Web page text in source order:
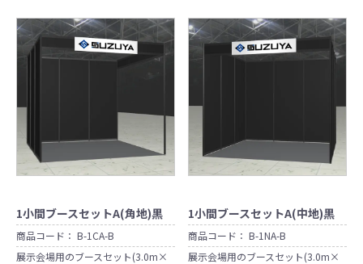
1小間ブースセットA(角地)黒
商品コード： B-1CA-B
展示会場用のブースセット(3.0m×
1小間ブースセットA(中地)黒
商品コード： B-1NA-B
展示会場用のブースセット(3.0m×